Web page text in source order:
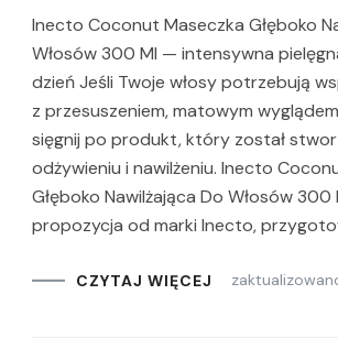
Inecto Coconut Maseczka Głęboko
Włosów 300 Ml — intensywna
dzień Jeśli Twoje włosy potrzebują
z przesuszeniem, matowym
sięgnij po produkt, który został
odżywieniu i nawilżeniu. Inecto
Głęboko Nawilżająca Do Włosów 300
propozycja od marki Inecto,
CZYTAJ WIĘCEJ